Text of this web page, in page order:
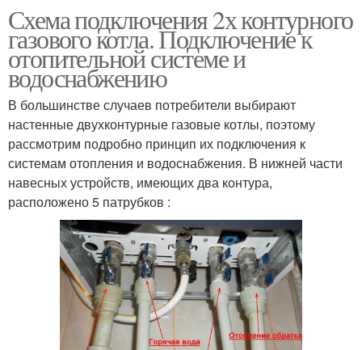
Схема подключения 2х контурного
газового котла. Подключение к
отопительной системе и
водоснабжению
В большинстве случаев потребители выбирают
настенные двухконтурные газовые котлы, поэтому
рассмотрим подробно принцип их подключения к
системам отопления и водоснабжения. В нижней части
навесных устройств, имеющих два контура,
расположено 5 патрубков :